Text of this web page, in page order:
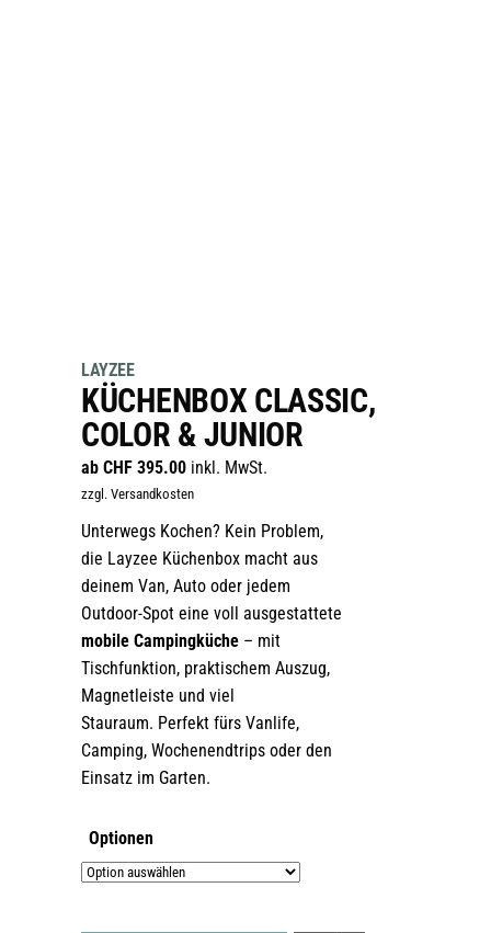
LAYZEE
KÜCHENBOX CLASSIC,
COLOR & JUNIOR
ab CHF 395.00 inkl. MwSt.
zzgl. Versandkosten
Unterwegs Kochen? Kein Problem,
die Layzee Küchenbox macht aus
deinem Van, Auto oder jedem
Outdoor-Spot eine voll ausgestattete
mobile Campingküche – mit
Tischfunktion, praktischem Auszug,
Magnetleiste und viel
Stauraum. Perfekt fürs Vanlife,
Camping, Wochenendtrips oder den
Einsatz im Garten.
Optionen